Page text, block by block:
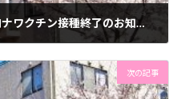
MRI棟4階接種会場の新型コロナワクチン接種終了のお知らせ
次の記事